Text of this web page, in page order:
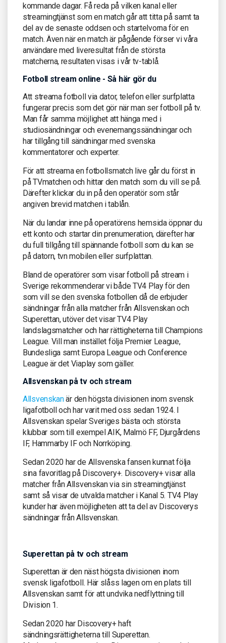
kommande dagar. Få reda på vilken kanal eller
streamingtjänst som en match går att titta på samt ta
del av de senaste oddsen och startelvorna för en
match. Även när en match är pågående förser vi våra
användare med liveresultat från de största
matcherna, resultaten visas i vår tv-tablå.
Fotboll stream online - Så här gör du
Att streama fotboll via dator, telefon eller surfplatta
fungerar precis som det gör när man ser fotboll på tv.
Man får samma möjlighet att hänga med i
studiosändningar och evenemangssändningar och
har tillgång till sändningar med svenska
kommentatorer och experter.
För att streama en fotbollsmatch live går du först in
på TVmatchen och hittar den match som du vill se på.
Därefter klickar du in på den operatör som står
angiven brevid matchen i tablån.
När du landar inne på operatörens hemsida öppnar du
ett konto och startar din prenumeration, därefter har
du full tillgång till spännande fotboll som du kan se
på datorn, tvn mobilen eller surfplattan.
Bland de operatörer som visar fotboll på stream i
Sverige rekommenderar vi både TV4 Play för den
som vill se den svenska fotbollen då de erbjuder
sändningar från alla matcher från Allsvenskan och
Superettan, utöver det visar TV4 Play
landslagsmatcher och har rättigheterna till Champions
League. Vill man instället följa Premier League,
Bundesliga samt Europa League och Conference
League är det Viaplay som gäller.
Allsvenskan på tv och stream
Allsvenskanär den högsta divisionen inom svensk
ligafotboll och har varit med oss sedan 1924. I
Allsvenskan spelar Sveriges bästa och största
klubbar som till exempel AIK, Malmö FF, Djurgårdens
IF, Hammarby IF och Norrköping.
Sedan 2020 har de Allsvenska fansen kunnat följa
sina favoritlag på Discovery+. Discovery+ visar alla
matcher från Allsvenskan via sin streamingtjänst
samt så visar de utvalda matcher i Kanal 5. TV4 Play
kunder har även möjligheten att ta del av Discoverys
sändningar från Allsvenskan.
Superettan på tv och stream
Superettan är den näst högsta divisionen inom
svensk ligafotboll. Här slåss lagen om en plats till
Allsvenskan samt för att undvika nedflyttning till
Division 1.
Sedan 2020 har Discovery+ haft
sändningsrättigheterna till Superettan.